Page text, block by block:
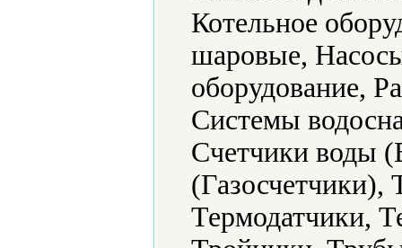
Котельное
шаровые,
оборудование,
Системы
Счетчики воды
(Газосчетчики),
Термодатчики,